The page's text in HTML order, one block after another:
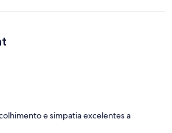
pero ganando en felicidad en
primera vez que me encuentro en una
mal que rápidamente encontramos
e simpatia excelentes a